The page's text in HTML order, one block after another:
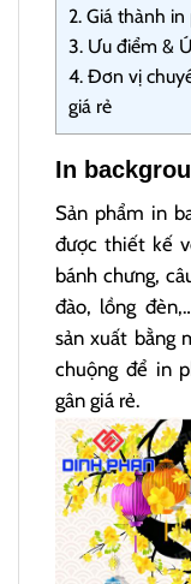
2. Giá thành
3. Ưu điểm &
4. Đơn vị
giá rẻ
In
Sản phẩm in
được thiết kế
bánh chưng,
đào, lồng
sản xuất bằng
chuộng để in
gân giá rẻ.